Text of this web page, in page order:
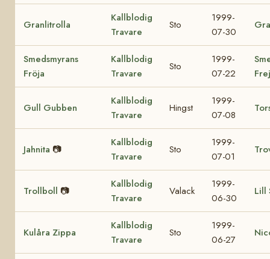
Granlitrolla
Kallblodig
Travare
Sto
1999-
07-30
Smedsmyrans
Fröja
Kallblodig
Travare
Sto
1999-
07-22
Gull Gubben
Kallblodig
Travare
Hingst
1999-
07-08
Jahnita 📷
Kallblodig
Travare
Sto
1999-
07-01
Trollboll 📷
Kallblodig
Travare
Valack
1999-
06-30
Lill
Kulåra Zippa
Kallblodig
Travare
Sto
1999-
06-27